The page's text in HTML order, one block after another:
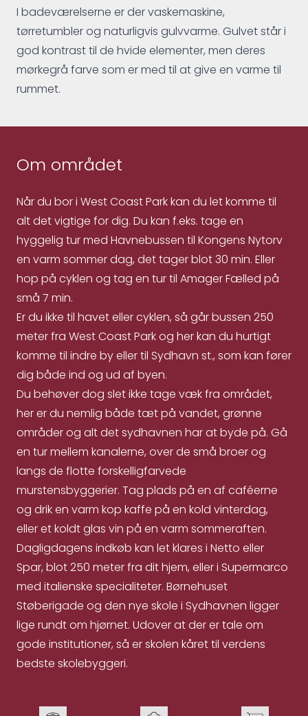
I badeværelserne er der vaskemaskine,
tørretumbler og naturligvis gulvvarme. Gulvet står i
god kontrast til de hvide elementer, men deres
mørkegrå farve som er med til at give en varme til
rummet.
Om området
Når du bor i West Coast Park kan du let komme til
alt det vigtige for dig. Du kan f.eks. tage en
hyggelig tur med Havnebussen til Kongens Nytorv
en varm sommer dag, det tager blot 30 min. Eller
hop på cyklen og tag en tur til Amager Fælled på
små 7 min.
Er du ikke til havet eller cyklen, så går bussen 250
meter fra West Coast Park og her kan du hurtigt
komme til indre by eller til Sydhavn st., som kan fører
dig både ind og ud af byen.
Du behøver dog slet ikke tage væk fra området,
her er du nemlig både tæt på vandet, grønne
områder og alt det sydhavnen har at byde på. Gå
en tur mellem kanalerne, over de små broer og
langs de flotte forskelligfarvede
murstensbyggerier. Tag plads på en af caféerne
og drik en varm kop kaffe på en kold vinterdag,
eller et koldt glas vin på en varm sommeraften.
Dagligdagens indkøb kan let klares i Netto eller
Spar, blot 250 meter fra dit hjem, eller i Supermarco
med italienske specialiteter. Børnehuset
Støberigade og den nye skole i Sydhavnen ligger
lige rundt om hjørnet. Udover at der er tale om
gode institutioner, så er skolen kåret til verdens
bedste skolebyggeri.